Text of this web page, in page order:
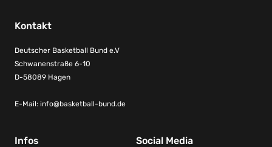
Kontakt
Deutscher Basketball Bund e.V
Schwanenstraße 6-10
D-58089 Hagen
E-Mail: info@basketball-bund.de
Infos Social Media